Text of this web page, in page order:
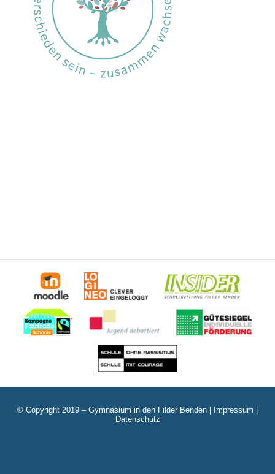
© Copyright 2019 – Gymnasium in den Filder Benden | Impressum |
Datenschutz